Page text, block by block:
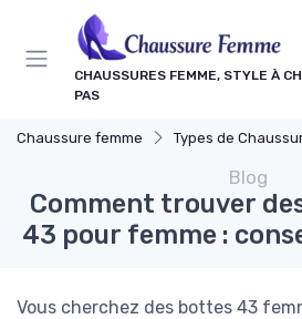
CHAUSSURES FEMME, STYLE À
PAS
Chaussure femme Types de Chaussures
Blog
Comment trouver
43 pour femme :
Vous cherchez des bottes 43
Panneau de gestion des cookies